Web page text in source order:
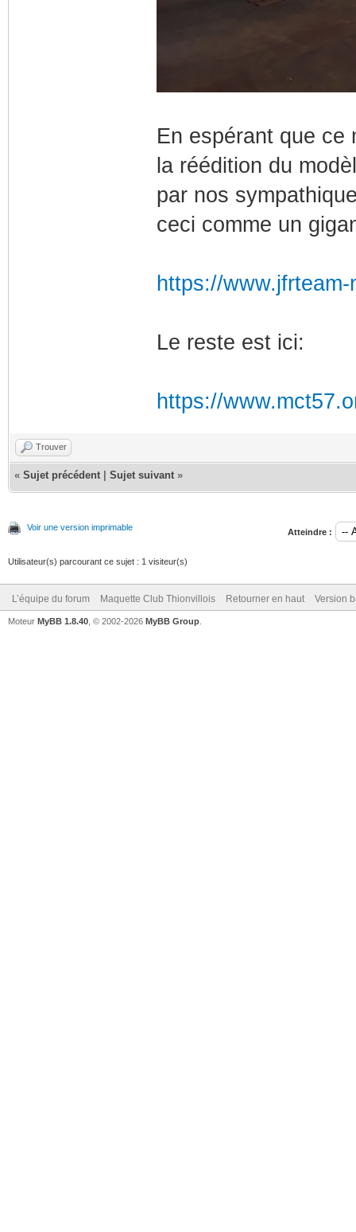
En espérant que ce
la réédition du
par nos
ceci comme un
https://
Le reste est ici:
https://
Trouver
« Sujet précédent Sujet suivant »
Voir une version imprimable Atteindre :
Utilisateur(s) parcourant ce sujet : 1 visiteur(s)
L’équipe du forum Maquette Club Thionvillois Retourner en haut Version
Moteur MyBB 1.8.40 , © 2002-2026 MyBB Group